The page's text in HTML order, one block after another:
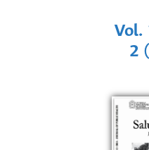
Vol.
2